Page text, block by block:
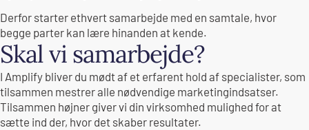
Derfor starter ethvert samarbejde med en samtale, hvor
begge parter kan lære hinanden at kende.
Skal vi samarbejde?
I Amplify bliver du mødt af et erfarent hold af specialister, som
tilsammen mestrer alle nødvendige marketingindsatser.
Tilsammen højner giver vi din virksomhed mulighed for at
sætte ind der, hvor det skaber resultater.